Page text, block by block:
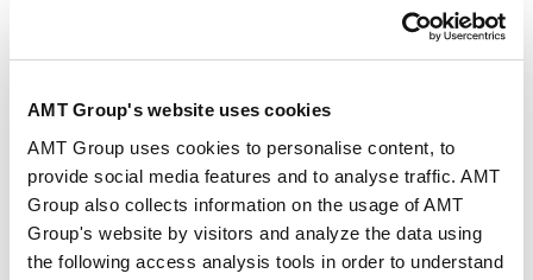
AMT Group's website uses cookies
AMT Group uses cookies to personalise content, to
provide social media features and to analyse traffic. AMT
Group also collects information on the usage of AMT
Group's website by visitors and analyze the data using
the following access analysis tools in order to understand
美国商务部公布《转运风险应对指南》
Tax Controversy 2025 (Japan Chapter)
2024.08.01 论文